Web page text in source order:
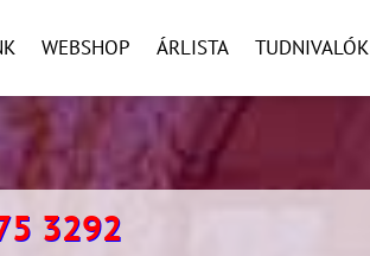
WEBSHOP ÁRLISTA TUDNIVALÓK
3292